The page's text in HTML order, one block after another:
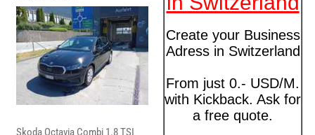
Skoda Octavia Combi 1.8 TSI